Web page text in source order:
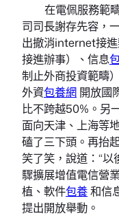
在電佩服務範
司司長謝存先容，
出撤消internet接
接進辦事）、信息
制止外商投資範疇
外資包養網 開放國
比不跨越50%。另
面向天津、上海等
磕了三下頭。再抬
笑了笑，說道：“
驟擴展增值電信營
植、軟件包養和信
提出開放舉動。